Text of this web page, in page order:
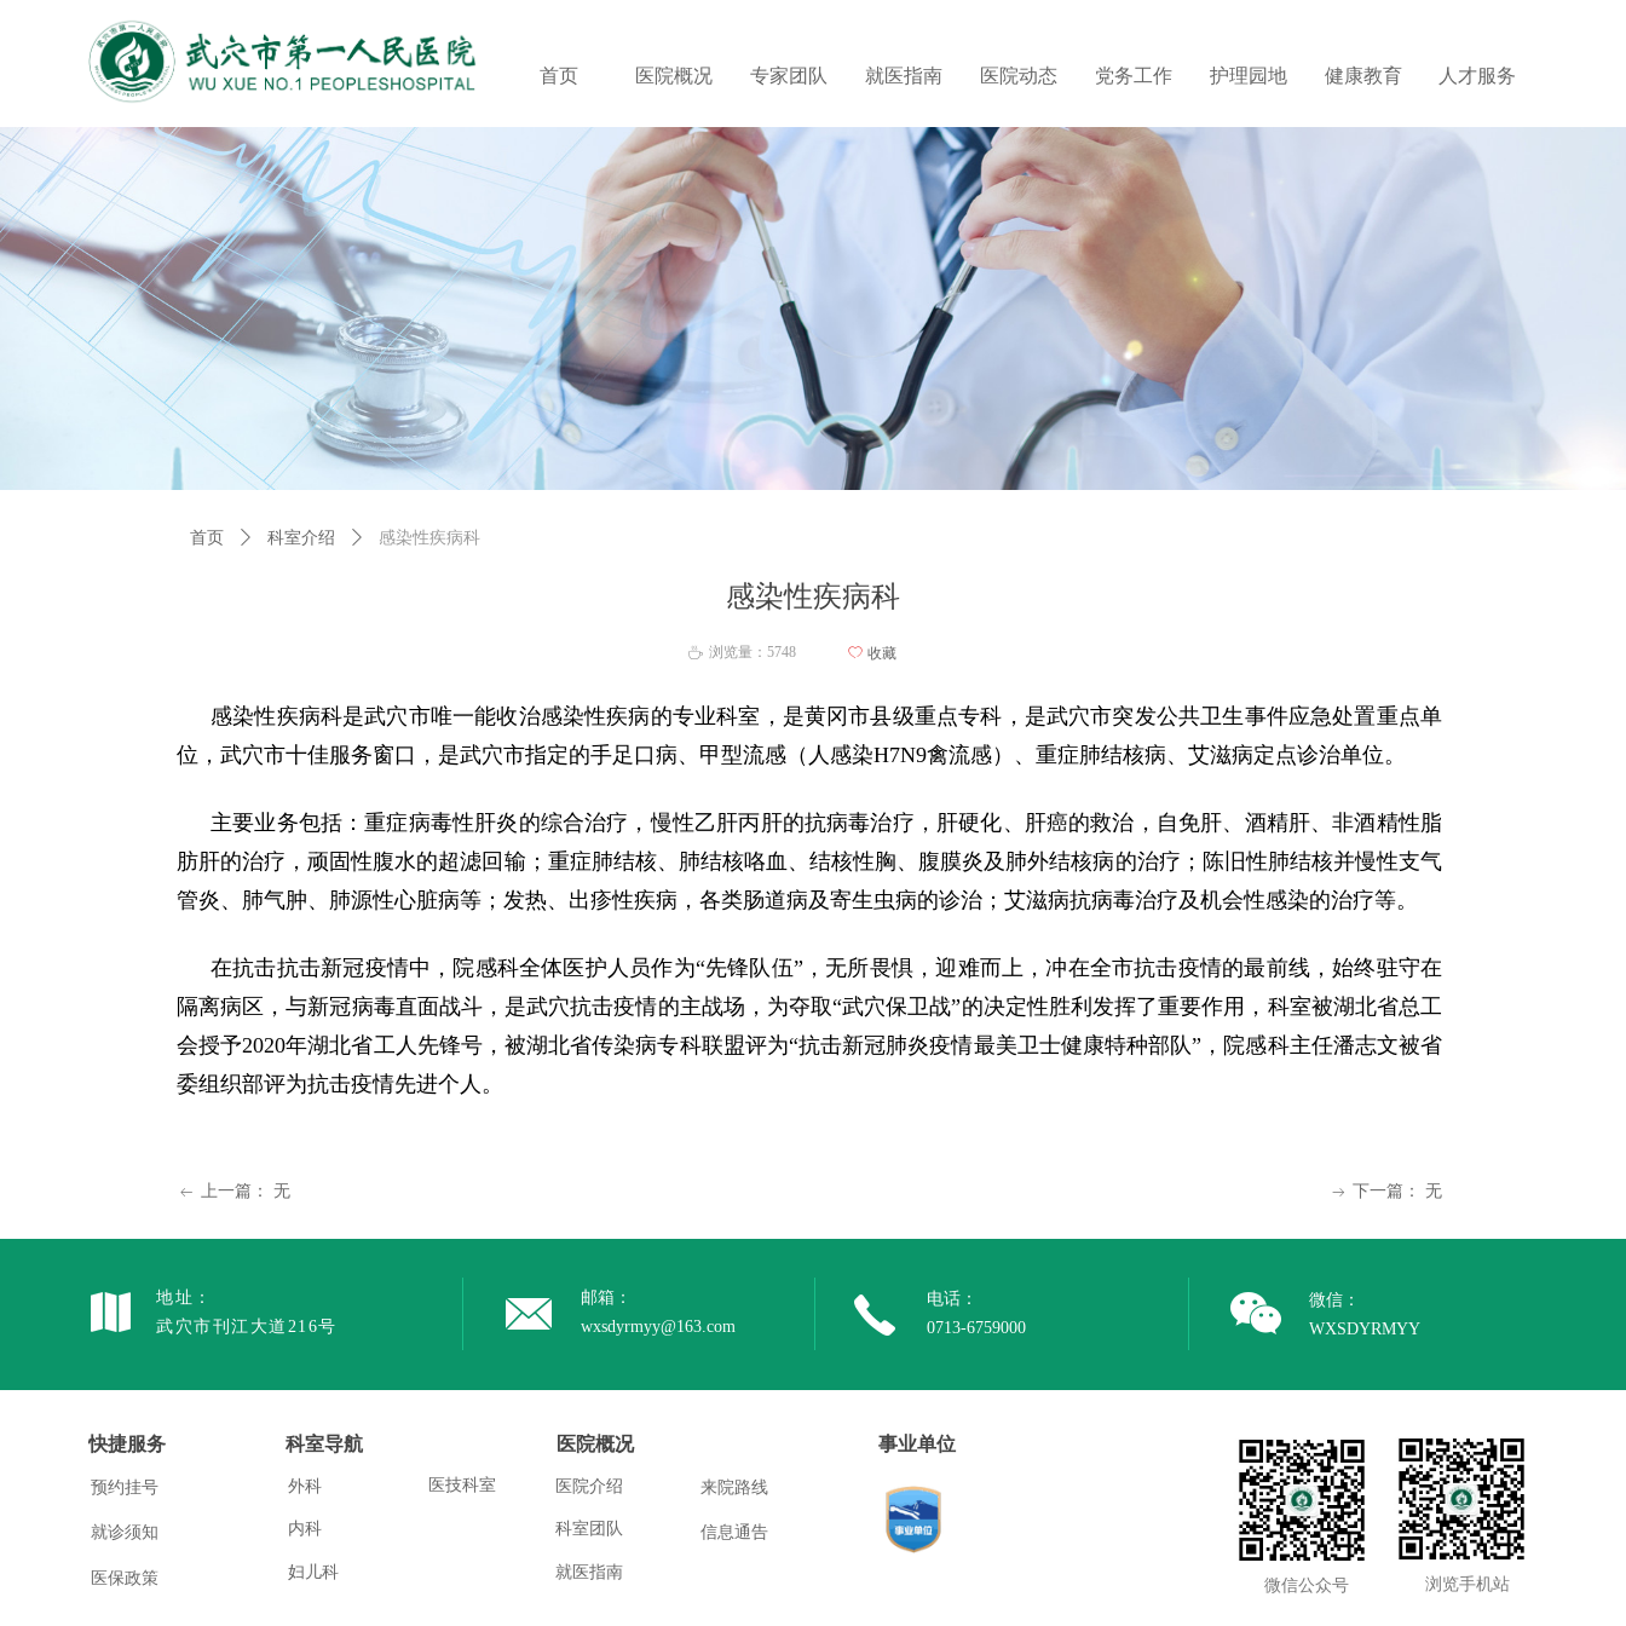
首页 医院概况 专家团队 就医指南 医院动态 党务工作 护理园地 健康教育 人才服务
感染性疾病科
首页 ꄲ 科室介绍 ꄲ 感染性疾病科
感染性疾病科是武穴市唯一能收治感染性疾病的专业科室，是黄冈市县级重点专科，是武穴市突发公共卫生事件应急处置重点单
位，武穴市十佳服务窗口，是武穴市指定的手足口病、甲型流感（人感染H7N9禽流感）、重症肺结核病、艾滋病定点诊治单位。
主要业务包括：重症病毒性肝炎的综合治疗，慢性乙肝丙肝的抗病毒治疗，肝硬化、肝癌的救治，自免肝、酒精肝、非酒精性脂
肪肝的治疗，顽固性腹水的超滤回输；重症肺结核、肺结核咯血、结核性胸、腹膜炎及肺外结核病的治疗；陈旧性肺结核并慢性支气
管炎、肺气肿、肺源性心脏病等；发热、出疹性疾病，各类肠道病及寄生虫病的诊治；艾滋病抗病毒治疗及机会性感染的治疗等。
在抗击抗击新冠疫情中，院感科全体医护人员作为“先锋队伍”，无所畏惧，迎难而上，冲在全市抗击疫情的最前线，始终驻守在
隔离病区，与新冠病毒直面战斗，是武穴抗击疫情的主战场，为夺取“武穴保卫战”的决定性胜利发挥了重要作用，科室被湖北省总工
会授予2020年湖北省工人先锋号，被湖北省传染病专科联盟评为“抗击新冠肺炎疫情最美卫士健康特种部队”，院感科主任潘志文被省
委组织部评为抗击疫情先进个人。
ꄘ 浏览量： 5748 ꄀ 收藏
ꂃ 上一篇： 无 ꁹ 下一篇： 无
微信：
WXSDYRMYY
电话：
0713-6759000
邮箱：
wxsdyrmyy@163.com
地址：
武穴市刊江大道216号
微信公众号 浏览手机站
快捷服务
预约挂号
就诊须知
医保政策
科室导航
外科
内科
妇儿科
医技科室
医院概况
医院介绍
科室团队
就医指南
来院路线
信息通告
事业单位